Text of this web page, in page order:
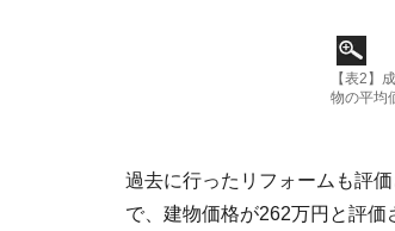
【表2】
物の平均
過去に行ったリフォームも評
で、建物価格が262万円と評価